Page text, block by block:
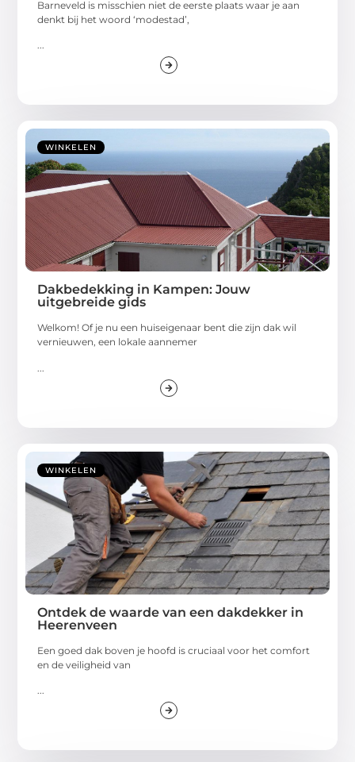
Barneveld is misschien niet de eerste plaats waar je aan
denkt bij het woord ‘modestad’,
...
WINKELEN
Dakbedekking in Kampen: Jouw
uitgebreide gids
Welkom! Of je nu een huiseigenaar bent die zijn dak wil
vernieuwen, een lokale aannemer
WINKELEN
Ontdek de waarde van een dakdekker in
Heerenveen
Een goed dak boven je hoofd is cruciaal voor het comfort
en de veiligheid van